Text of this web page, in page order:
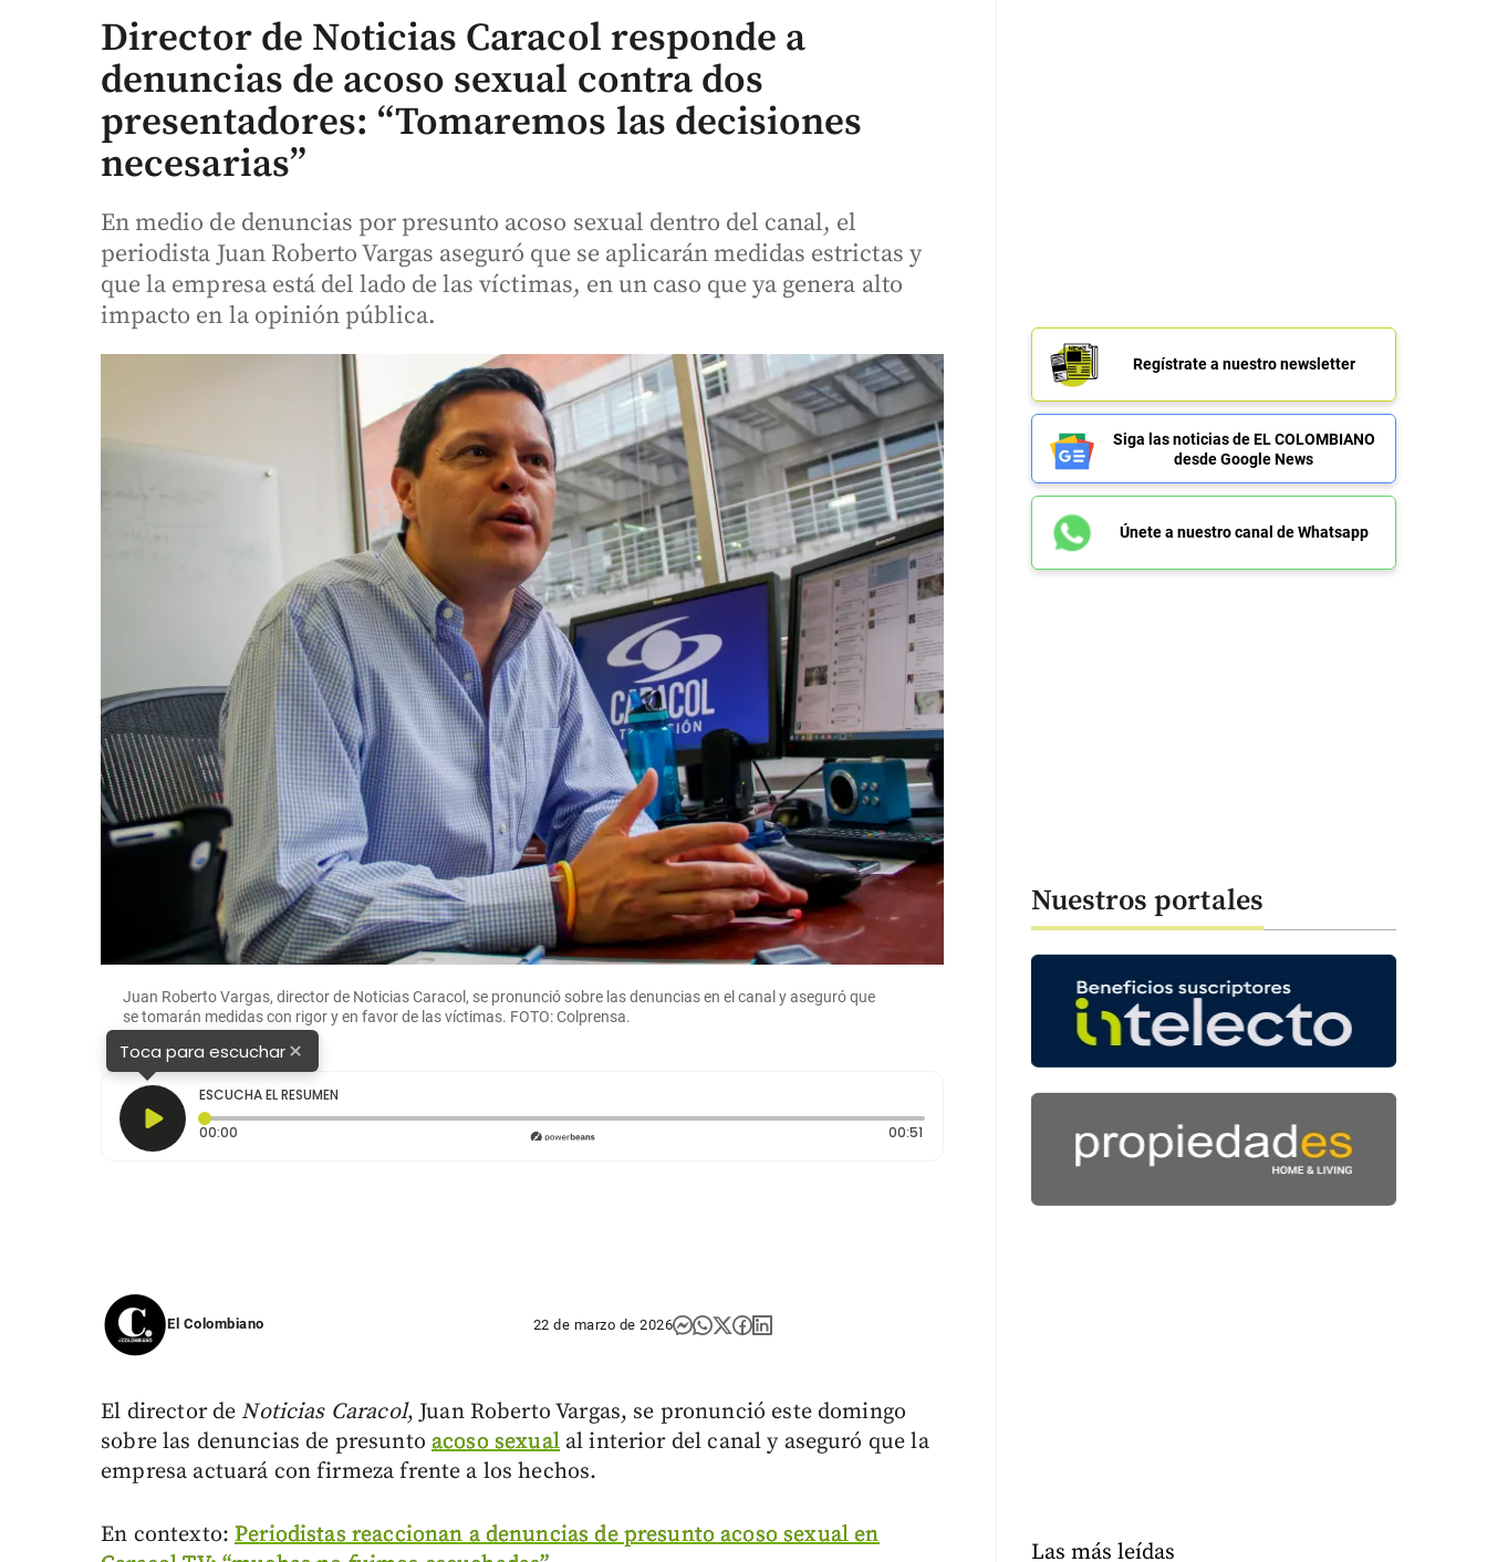
Director de Noticias Caracol responde a
denuncias de acoso sexual contra dos
presentadores: “Tomaremos las decisiones
necesarias”
En medio de denuncias por presunto acoso sexual dentro del canal, el
periodista Juan Roberto Vargas aseguró que se aplicarán medidas estrictas y
que la empresa está del lado de las víctimas, en un caso que ya genera alto
impacto en la opinión pública.
Juan Roberto Vargas, director de Noticias Caracol, se pronunció sobre las denuncias en el canal y aseguró que
se tomarán medidas con rigor y en favor de las víctimas. FOTO: Colprensa.
Toca para escuchar×
ESCUCHA EL RESUMEN
00:00
00:51
El Colombiano 22 de marzo de 2026
El director de Noticias Caracol, Juan Roberto Vargas, se pronunció este domingo
sobre las denuncias de presunto acoso sexualal interior del canal y aseguró que la
empresa actuará con firmeza frente a los hechos.
En contexto:Periodistas reaccionan a denuncias de presunto acoso sexual en
Regístrate a nuestro newsletter
Siga las noticias de EL COLOMBIANO
desde Google News
Únete a nuestro canal de Whatsapp
Nuestros portales
Las más leídas